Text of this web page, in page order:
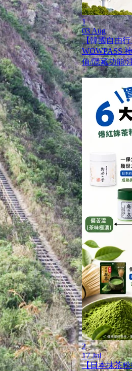
1
03 Aug
【韓國自由行
WOWPASS
值/隱藏功能/
2
17 Jul
【日本抹茶